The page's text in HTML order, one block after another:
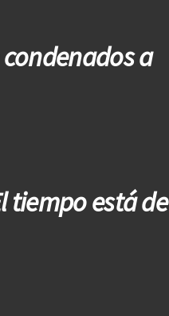
a
tiempo está de